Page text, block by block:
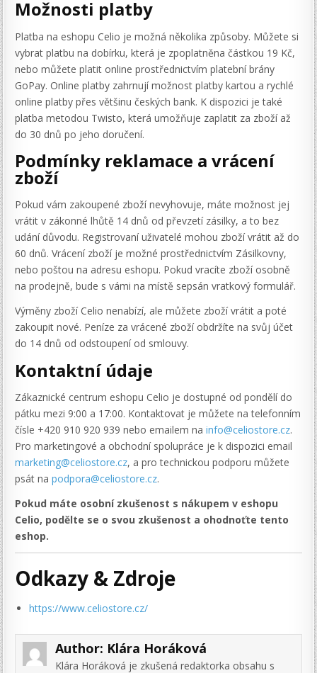
Možnosti platby
Platba na eshopu Celio je možná několika způsoby. Můžete si
vybrat platbu na dobírku, která je zpoplatněna částkou 19 Kč,
nebo můžete platit online prostřednictvím platební brány
GoPay. Online platby zahrnují možnost platby kartou a rychlé
online platby přes většinu českých bank. K dispozici je také
platba metodou Twisto, která umožňuje zaplatit za zboží až
do 30 dnů po jeho doručení.
Podmínky reklamace a vrácení
zboží
Pokud vám zakoupené zboží nevyhovuje, máte možnost jej
vrátit v zákonné lhůtě 14 dnů od převzetí zásilky, a to bez
udání důvodu. Registrovaní uživatelé mohou zboží vrátit až do
60 dnů. Vrácení zboží je možné prostřednictvím Zásilkovny,
nebo poštou na adresu eshopu. Pokud vracíte zboží osobně
na prodejně, bude s vámi na místě sepsán vratkový formulář.
Výměny zboží Celio nenabízí, ale můžete zboží vrátit a poté
zakoupit nové. Peníze za vrácené zboží obdržíte na svůj účet
do 14 dnů od odstoupení od smlouvy.
Kontaktní údaje
Zákaznické centrum eshopu Celio je dostupné od pondělí do
pátku mezi 9:00 a 17:00. Kontaktovat je můžete na telefonním
čísle +420 910 920 939 nebo emailem nainfo@celiostore.cz.
Pro marketingové a obchodní spolupráce je k dispozici email
marketing@celiostore.cz, a pro technickou podporu můžete
psát napodpora@celiostore.cz.
Pokud máte osobní zkušenost s nákupem v eshopu
Celio, podělte se o svou zkušenost a ohodnoťte tento
eshop.
Odkazy & Zdroje
https://www.celiostore.cz/
Author: Klára Horáková
Klára Horáková je zkušená redaktorka obsahu s